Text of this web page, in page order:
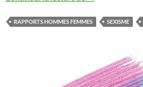
RAPPORTS HOMMES FEMMES SEXISME